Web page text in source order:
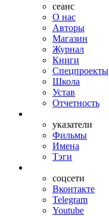
сеанс
О нас
Авторы
Магазин
Журнал
Книги
Спецпроекты
Школа
Устав
Отчетность
указатели
Фильмы
Имена
Тэги
соцсети
Вконтакте
Telegram
Youtube